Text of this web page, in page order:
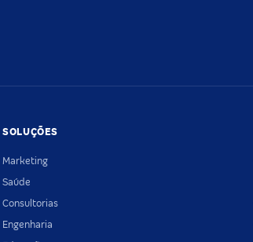
SOLUÇÕES
Marketing
Saúde
Consultorias
Engenharia